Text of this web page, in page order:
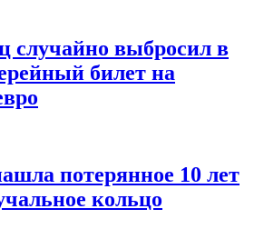
случайно выбросил в
билет на
потерянное 10 лет
кольцо